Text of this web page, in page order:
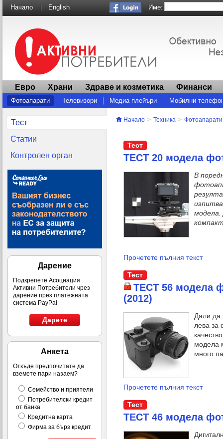
Начало English Име:
Евро Храни Здраве и козметика Финанси
Фотоапарати Телевизори Медиа плейъри
Мобилни
Тест
Статии
Контролен орган
Дарение
Подкрепете Асоциация
Активни Потребители чрез
дарение през платежната
система PayPal
Дарете
Анкета
Откъде предпочитате да
вземете пари назаем?
Семейство и приятели
Потребителски кредит
от банка
Кредитна карта
Фирма за бърз кредит
Начало > Техника > Фотоапарати
Тест
ТЕСТ 20 модела
В
модела.
Прочетете пълния текст
Тест
ТЕСТ 56 модела
(2012)
Дали да
лева за
модела
много
Прочетете пълния текст
Тест
ТЕСТ 46 модела